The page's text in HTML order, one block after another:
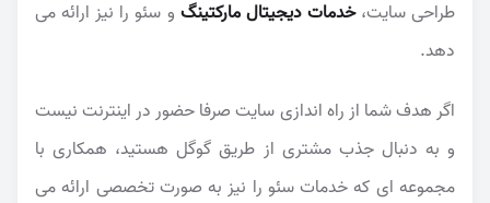
طراحی سایت،خدمات دیجیتال مارکتینگ و سئو را نیز ارائه می
دهد.
اگر هدف شما از راه اندازی سایت صرفا حضور در اینترنت نیست
و به دنبال جذب مشتری از طریق گوگل هستید، همکاری با
مجموعه ای که خدمات سئو را نیز به صورت تخصصی ارائه می